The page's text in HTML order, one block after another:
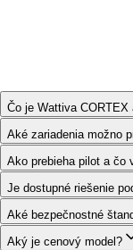
Čo je Wattiva CORTEX
Aké zariadenia možno
Ako prebieha pilot a čo
Je dostupné riešenie
Aké bezpečnostné
Aký je cenový model?